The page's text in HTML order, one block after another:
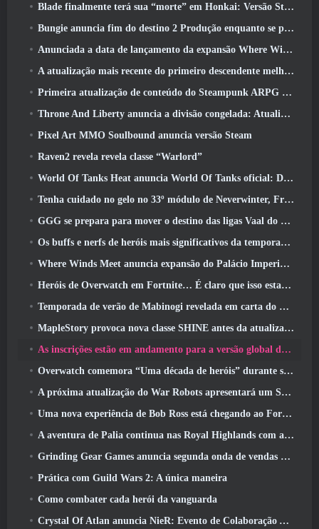
Blade finalmente terá sua “morte” em Honkai: Versão Star Rail 4.3
Bungie anuncia fim do destino 2 Produção enquanto se preparam para trabalhar em novos projetos
Anunciada a data de lançamento da expansão Where Winds Meet “Imperial Palace”
A atualização mais recente do primeiro descendente melhora o ciclo agrícola e atualiza o modo Onslaught
Primeira atualização de conteúdo do Steampunk ARPG Crystalfall para abordar “principais preocupações dos jogadores”
Throne And Liberty anuncia a divisão congelada: Atualização Nix
Pixel Art MMO Soulbound anuncia versão Steam
Raven2 revela revela classe “Warlord”
World Of Tanks Heat anuncia World Of Tanks oficial: Data de lançamento do HEAT
Tenha cuidado no gelo no 33º módulo de Neverwinter, Frio cortante
GGG se prepara para mover o destino das ligas Vaal do Path Of Exile 2 antes do lançamento do Return Of The Ancients
Os buffs e nerfs de heróis mais significativos da temporada 8
Where Winds Meet anuncia expansão do Palácio Imperial e compartilha um roteiro de conteúdo “massivo”
Heróis de Overwatch em Fortnite… É claro que isso estava prestes a acontecer
Temporada de verão de Mabinogi revelada em carta do produtor
MapleStory provoca nova classe SHINE antes da atualização de junho
As inscrições estão em andamento para a versão global do ‘Teste de Prólogo’ Limit Zero Breakers da NCSoft
Overwatch comemora “Uma década de heróis” durante seu 10º aniversário
A próxima atualização do War Robots apresentará um Sniper inspirado em Lovecraft
Uma nova experiência de Bob Ross está chegando ao Fortnite
A aventura de Palia continua nas Royal Highlands com a atualização de hoje
Grinding Gear Games anuncia segunda onda de vendas de ingressos ExileCon
Prática com Guild Wars 2: A única maneira
Como combater cada herói da vanguarda
Crystal Of Atlan anuncia NieR: Evento de Colaboração Automata